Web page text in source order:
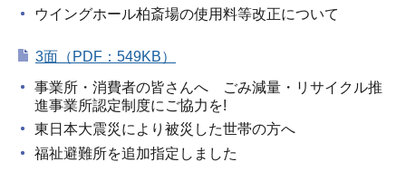
ウイングホール柏斎場の使用料等改正について
3面（PDF：549KB）
事業所・消費者の皆さんへ ごみ減量・リサイクル推
進事業所認定制度にご協力を!
東日本大震災により被災した世帯の方へ
福祉避難所を追加指定しました